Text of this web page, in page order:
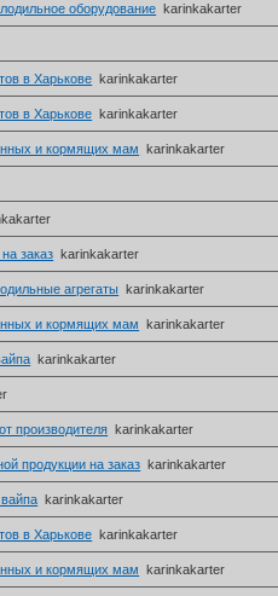
оборудование karinkakarter
в Харькове karinkakarter
в Харькове karinkakarter
и кормящих мам karinkakarter
заказ karinkakarter
агрегаты karinkakarter
и кормящих мам karinkakarter
karinkakarter
производителя karinkakarter
продукции на заказ karinkakarter
karinkakarter
в Харькове karinkakarter
и кормящих мам karinkakarter